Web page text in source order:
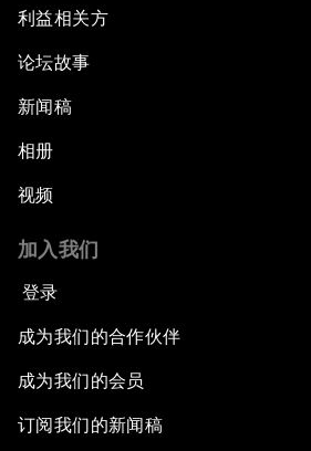
利益相关方
论坛故事
新闻稿
相册
视频
加入我们
登录
成为我们的合作伙伴
成为我们的会员
订阅我们的新闻稿